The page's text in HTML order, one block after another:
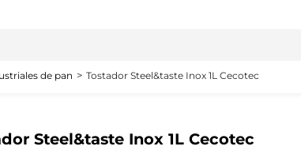
de pan Tostador Steel&taste Inox 1L Cecotec
Steel&taste Inox 1L Cecotec